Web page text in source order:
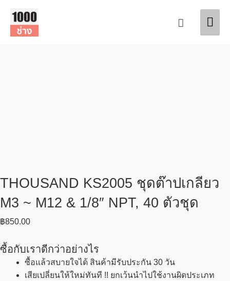
content
Search
THOUSAND KS2005 ชุดต๊าปเกลียว
M3 ~ M12 & 1/8″ NPT, 40 ตัวชุด
฿850.00
ซื้อกับเราดีกว่าอย่างไร
ซื้อแล้วสบายใจได้ สินค้ามีรับประกัน 30 วัน
เสียเปลี่ยนให้ใหม่ทันที !! ยกเว้นนำไปใช้งานผิดประเภท